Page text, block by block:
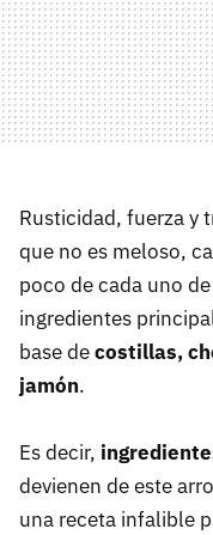
Rusticidad, fuerza y
que no es meloso,
poco de cada uno
ingredientes
base decostillas,
jamón.
Es decir,
devienen de este
una receta infalible